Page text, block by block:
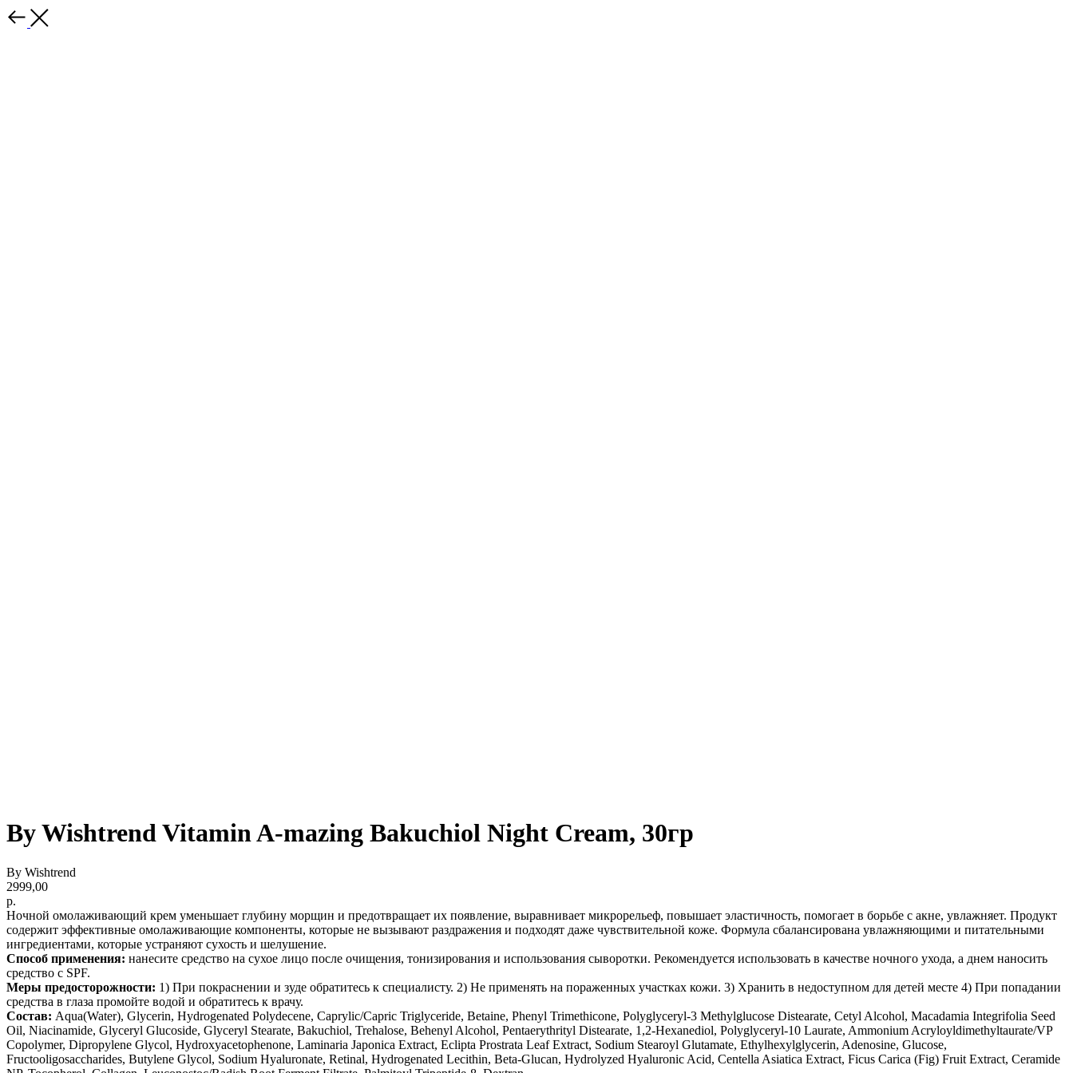
By Wishtrend Vitamin A-mazing Bakuchiol Night Cream, 30гр
By Wishtrend
2999,00
р.
Ночной омолаживающий крем уменьшает глубину морщин и предотвращает их появление, выравнивает микрорельеф, повышает эластичность, помогает в борьбе с акне, увлажняет. Продукт
содержит эффективные омолаживающие компоненты, которые не вызывают раздражения и подходят даже чувствительной коже. Формула сбалансирована увлажняющими и питательными
ингредиентами, которые устраняют сухость и шелушение.
Способ применения: нанесите средство на сухое лицо после очищения, тонизирования и использования сыворотки. Рекомендуется использовать в качестве ночного ухода, а днем наносить
средство с SPF.
Меры предосторожности: 1) При покраснении и зуде обратитесь к специалисту. 2) Не применять на пораженных участках кожи. 3) Хранить в недоступном для детей месте 4) При попадании
средства в глаза промойте водой и обратитесь к врачу.
Состав: Aqua(Water), Glycerin, Hydrogenated Polydecene, Caprylic/Capric Triglyceride, Betaine, Phenyl Trimethicone, Polyglyceryl-3 Methylglucose Distearate, Cetyl Alcohol, Macadamia Integrifolia Seed
Oil, Niacinamide, Glyceryl Glucoside, Glyceryl Stearate, Bakuchiol, Trehalose, Behenyl Alcohol, Pentaerythrityl Distearate, 1,2-Hexanediol, Polyglyceryl-10 Laurate, Ammonium Acryloyldimethyltaurate/VP
Copolymer, Dipropylene Glycol, Hydroxyacetophenone, Laminaria Japonica Extract, Eclipta Prostrata Leaf Extract, Sodium Stearoyl Glutamate, Ethylhexylglycerin, Adenosine, Glucose,
Fructooligosaccharides, Butylene Glycol, Sodium Hyaluronate, Retinal, Hydrogenated Lecithin, Beta-Glucan, Hydrolyzed Hyaluronic Acid, Centella Asiatica Extract, Ficus Carica (Fig) Fruit Extract, Ceramide